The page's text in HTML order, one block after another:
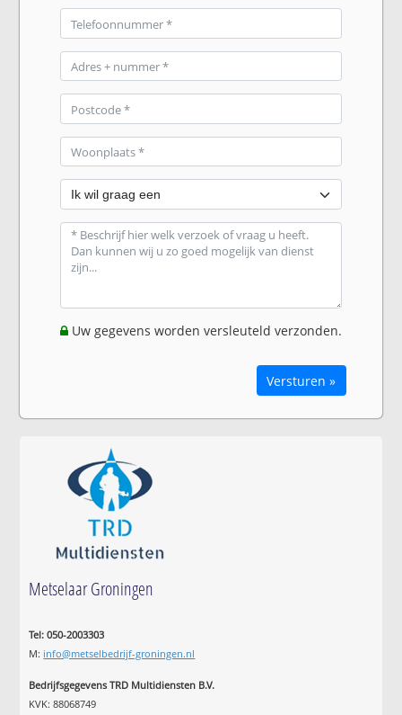
Uw gegevens worden versleuteld verzonden.
Versturen »
Metselaar Groningen
Tel: 050-2003303
M: info@metselbedrijf-groningen.nl
Bedrijfsgegevens TRD Multidiensten B.V.
KVK: 88068749